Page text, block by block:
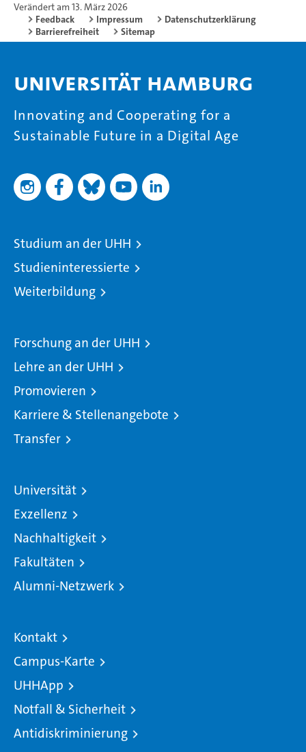
Verändert am 13. März 2026
Feedback
Impressum
Datenschutzerklärung
Barrierefreiheit
Sitemap
Universität Hamburg
Innovating and Cooperating for a
Sustainable Future in a Digital Age
Studium an der UHH
Studieninteressierte
Weiterbildung
Forschung an der UHH
Lehre an der UHH
Promovieren
Karriere & Stellenangebote
Transfer
Universität
Exzellenz
Nachhaltigkeit
Fakultäten
Alumni-Netzwerk
Kontakt
Campus-Karte
UHHApp
Notfall & Sicherheit
Antidiskriminierung